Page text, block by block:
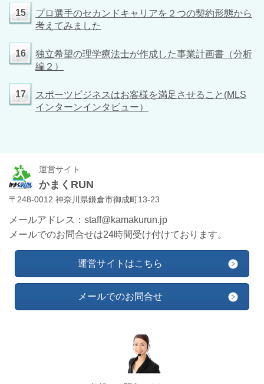
15
プロ選手のセカンドキャリアを２つの契約形態から
考えてみました
16
独立希望の理学療法士が作成した事業計画書（分析
編２）
17
スポーツビジネスはお客様を満足させること(MLS
インターンインタビュー）
運営サイト
かまくRUN
〒248-0012 神奈川県鎌倉市御成町13-23
メールアドレス：staff@kamakurun.jp
メールでのお問合せは24時間受け付けております。
運営サイトはこちら
メールでのお問合せ